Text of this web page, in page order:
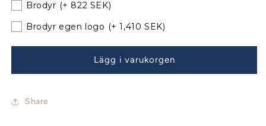
bågar
bågar
Brodyr (+ 822 SEK)
Brodyr egen logo (+ 1,410 SEK)
Lägg i varukorgen
Share